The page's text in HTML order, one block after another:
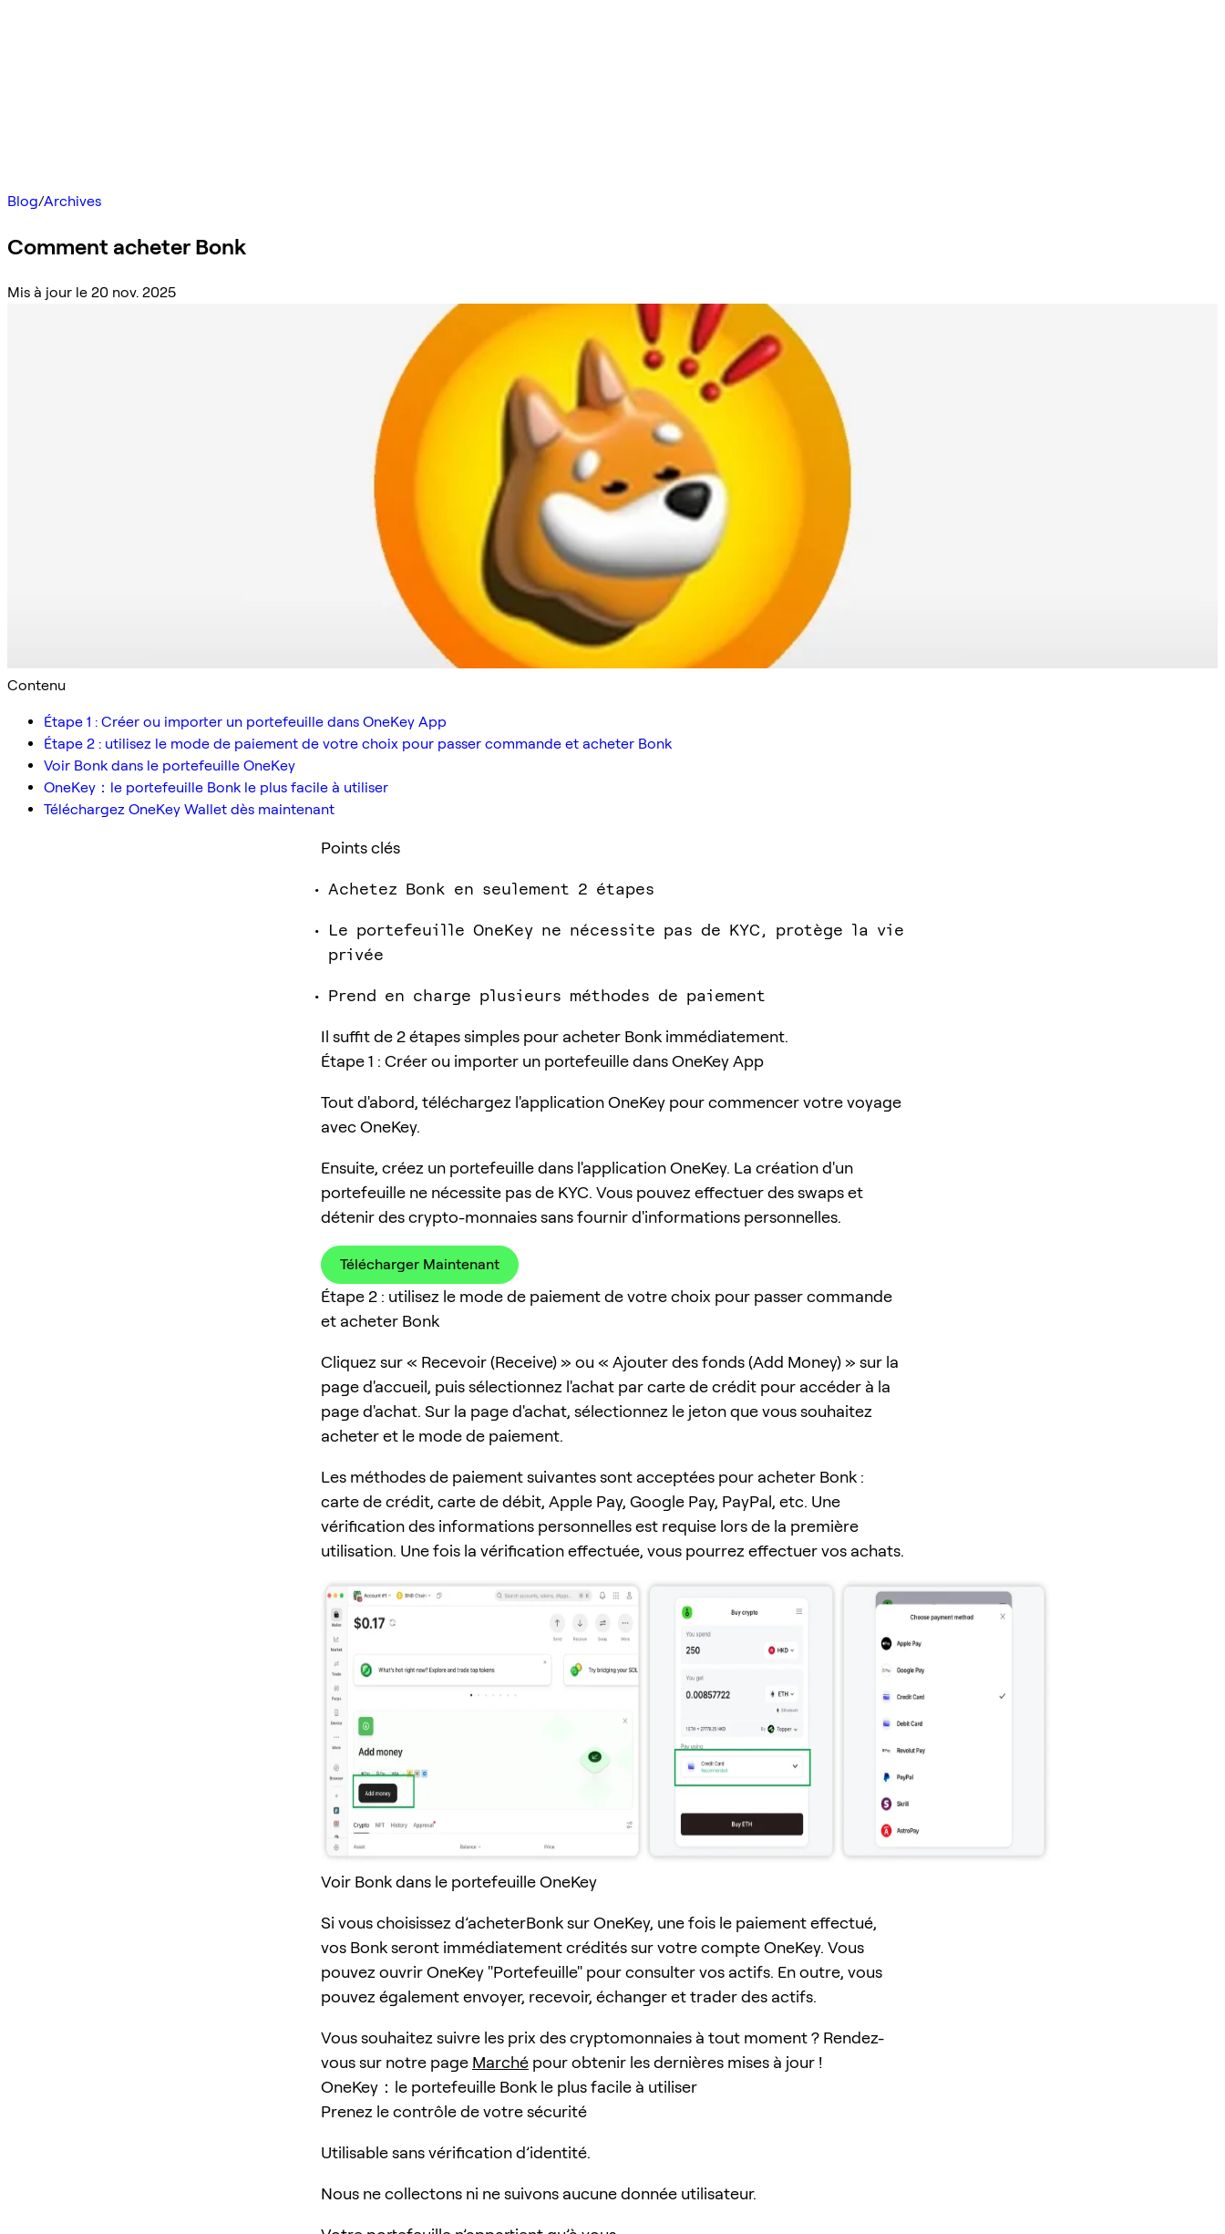
Blog/Archives
Comment acheter Bonk
Mis à jour le 20 nov. 2025
Contenu
Étape 1 : Créer ou importer un portefeuille dans OneKey App
Étape 2 : utilisez le mode de paiement de votre choix pour passer commande et acheter Bonk
Voir Bonk dans le portefeuille OneKey
OneKey：le portefeuille Bonk le plus facile à utiliser
Téléchargez OneKey Wallet dès maintenant
Points clés
Achetez Bonk en seulement 2 étapes
Le portefeuille OneKey ne nécessite pas de KYC, protège la vie
privée
Prend en charge plusieurs méthodes de paiement
Il suffit de 2 étapes simples pour acheter Bonk immédiatement.
Étape 1 : Créer ou importer un portefeuille dans OneKey App
Tout d'abord, téléchargez l'application OneKey pour commencer votre voyage
avec OneKey.
Ensuite, créez un portefeuille dans l'application OneKey. La création d'un
portefeuille ne nécessite pas de KYC. Vous pouvez effectuer des swaps et
détenir des crypto-monnaies sans fournir d'informations personnelles.
Télécharger Maintenant
Étape 2 : utilisez le mode de paiement de votre choix pour passer commande
et acheter Bonk
Cliquez sur « Recevoir (Receive) » ou « Ajouter des fonds (Add Money) » sur la
page d'accueil, puis sélectionnez l'achat par carte de crédit pour accéder à la
page d'achat. Sur la page d'achat, sélectionnez le jeton que vous souhaitez
acheter et le mode de paiement.
Les méthodes de paiement suivantes sont acceptées pour acheter Bonk :
carte de crédit, carte de débit, Apple Pay, Google Pay, PayPal, etc. Une
vérification des informations personnelles est requise lors de la première
utilisation. Une fois la vérification effectuée, vous pourrez effectuer vos achats.
Voir Bonk dans le portefeuille OneKey
Si vous choisissez d’acheterBonk sur OneKey, une fois le paiement effectué,
vos Bonk seront immédiatement crédités sur votre compte OneKey. Vous
pouvez ouvrir OneKey "Portefeuille" pour consulter vos actifs. En outre, vous
pouvez également envoyer, recevoir, échanger et trader des actifs.
Vous souhaitez suivre les prix des cryptomonnaies à tout moment ? Rendez-
vous sur notre page Marché pour obtenir les dernières mises à jour !
OneKey：le portefeuille Bonk le plus facile à utiliser
Prenez le contrôle de votre sécurité
Utilisable sans vérification d’identité.
Nous ne collectons ni ne suivons aucune donnée utilisateur.